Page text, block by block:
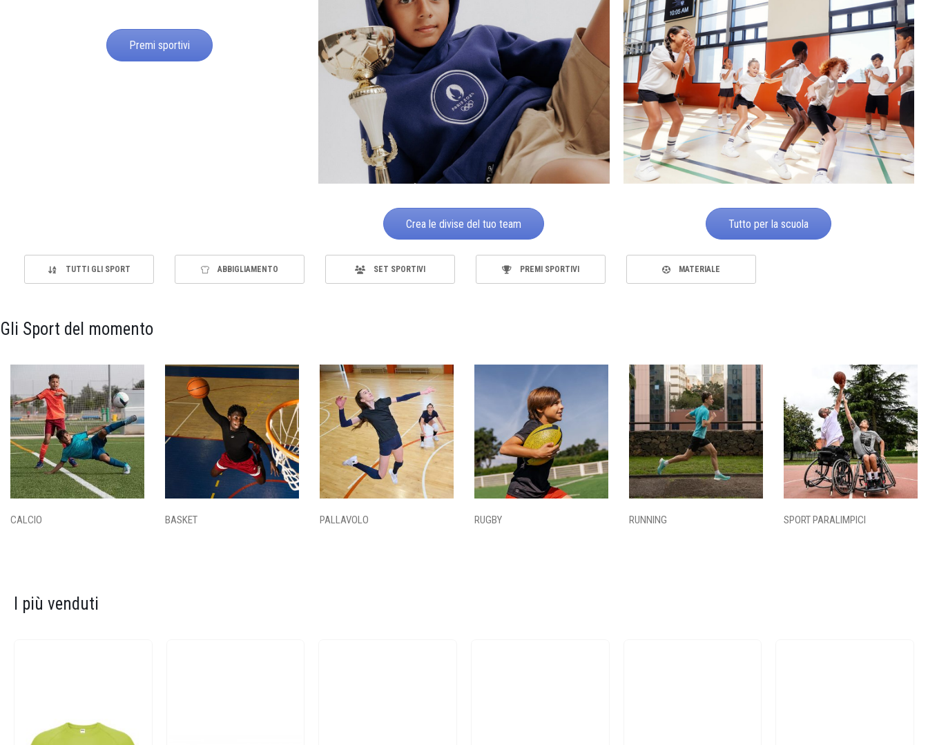
Premi sportivi
Crea le divise del tuo team Tutto per la scuola
TUTTI GLI SPORT ABBIGLIAMENTO SET SPORTIVI PREMI SPORTIVI MATERIALE
Gli Sport del momento
CALCIO BASKET PALLAVOLO RUGBY RUNNING SPORT PARALIMPICI
I più venduti